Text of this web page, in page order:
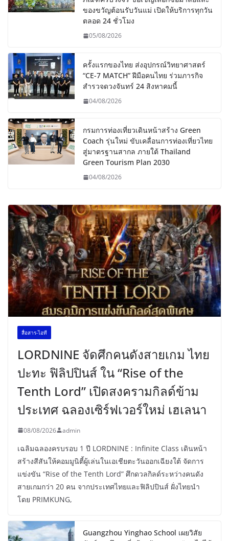
ของขวัญต้อนรับวันแม่ เปิดให้บริการทุกวัน
ตลอด 24 ชั่วโมง
05/08/2026
ครั้งแรกของไทย ส่งอุปกรณ์วิทยาศาสตร์
“CE-7 MATCH” ฝีมือคนไทย ร่วมภารกิจ
สำรวจดวงจันทร์ 24 สิงหาคมนี้
04/08/2026
กรมการท่องเที่ยวเดินหน้าสร้าง Green
Coach รุ่นใหม่ ขับเคลื่อนการท่องเที่ยวไทย
สู่มาตรฐานสากล ภายใต้ Thailand
Green Tourism Plan 2030
04/08/2026
สื่อสาร-ไอที
LORDNINE จัดศึกคนดังสายเกม ไทย
ปะทะ ฟิลิปปินส์ ใน “Rise of the
Tenth Lord” เปิดสงครามกิลด์ข้าม
ประเทศ ฉลองเซิร์ฟเวอร์ใหม่ เฮเลนา
08/08/2026 admin
เฉลิมฉลองครบรอบ 1 ปี LORDNINE : Infinite Class เดินหน้า
สร้างสีสันให้คอมมูนิตี้ผู้เล่นในเอเชียตะวันออกเฉียงใต้ จัดการ
แข่งขัน “Rise of the Tenth Lord” ศึกดวลกิลด์ระหว่างคนดัง
สายเกมกว่า 20 คน จากประเทศไทยและฟิลิปปินส์ ฝั่งไทยนำ
โดย PRIMKUNG,
Guangzhou Yinghao School เผยวิสัย